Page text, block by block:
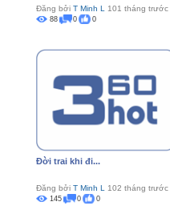
Đăng bởi T Minh L 101 tháng trước
88 0 0
Đời trai khi đi...
Đăng bởi T Minh L 102 tháng trước
145 0 0